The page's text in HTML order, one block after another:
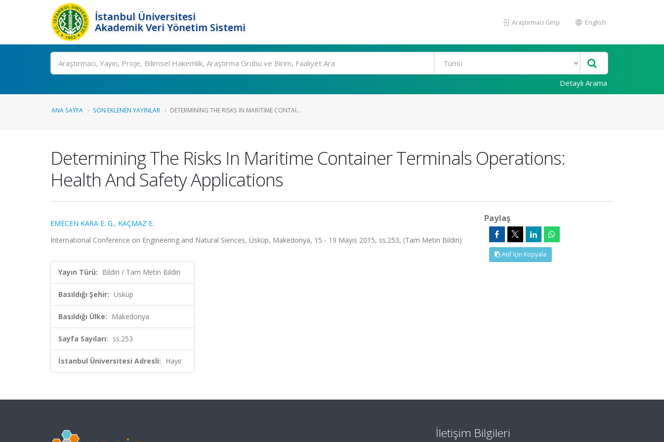
İstanbul Üniversitesi
Akademik Veri Yönetim Sistemi
Araştırmacı Girişi English
Ara
Detaylı Arama
ANA SAYFA SON EKLENEN YAYINLAR DETERMINING THE RISKS IN MARITIME CONTAI...
Determining The Risks In Maritime Container Terminals Operations:
Health And Safety Applications
EMECEN KARA E. G., KAÇMAZ E.
International Conference on Engineering and Natural Siences, Üsküp, Makedonya, 15 - 19 Mayıs 2015, ss.253, (Tam Metin Bildiri)
Yayın Türü: Bildiri / Tam Metin Bildiri
Basıldığı Şehir: Üsküp
Basıldığı Ülke: Makedonya
Sayfa Sayıları: ss.253
İstanbul Üniversitesi Adresli: Hayır
Paylaş
Atıf İçin Kopyala
İletişim Bilgileri